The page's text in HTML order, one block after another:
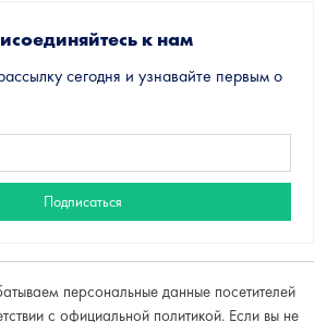
к нам
сегодня и узнавайте первым о
персональные данные посетителей
с официальной политикой. Если вы не